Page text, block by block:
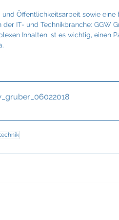
und Öffentlichkeitsarbeit sowie
IT- und Technikbranche: GGW
Inhalten ist es wichtig, einen
.